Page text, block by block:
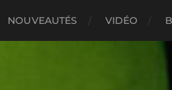
NOUVEAUTÉS VIDÉO